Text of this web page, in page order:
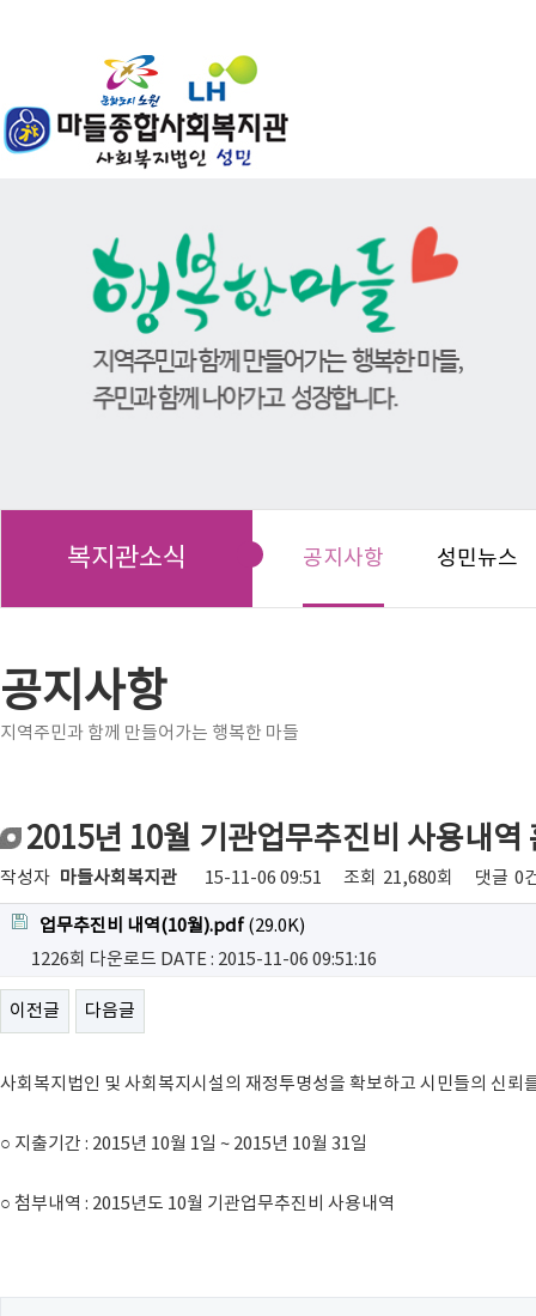
복지관소식 공지사항 성민뉴스
공지사항
지역주민과 함께 만들어가는 행복한 마들
2015년 10월 기관업무추진비 사용내역
작성자 마들사회복지관 15-11-06 09:51 조회 21,680회 댓글 0
업무추진비 내역(10월).pdf (29.0K)
1226회 다운로드 DATE : 2015-11-06 09:51:16
이전글 다음글
사회복지법인 및 사회복지시설의 재정투명성을 확보하고 시민들의 신
○ 지출기간 : 2015년 10월 1일 ~ 2015년 10월 31일
○ 첨부내역 : 2015년도 10월 기관업무추진비 사용내역